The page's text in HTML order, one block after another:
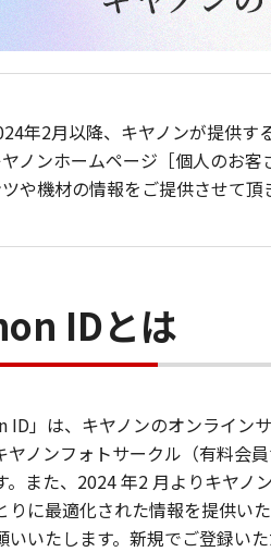
年2月以降、キヤノンが提供す
ノンホームページ［個人のお
や機材の情報をご提供させて頂
IDとは
ID」は、キヤノンのオンライ
ヤノンフォトサークル（有料会
。また、2024 年2 月よりキヤノ
りに最適化された情報を提供い
いいたします。新規でご登録い